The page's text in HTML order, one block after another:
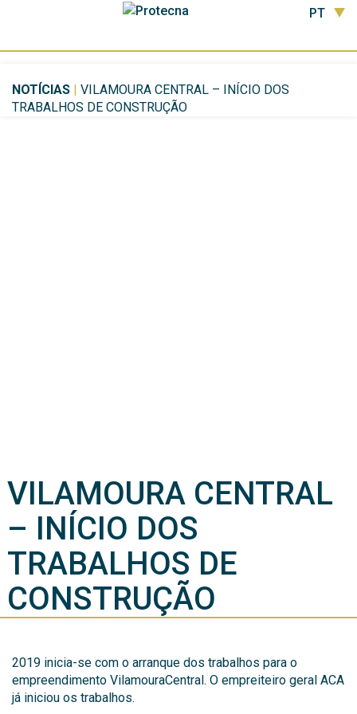
PT
NOTÍCIAS | VILAMOURA CENTRAL – INÍCIO DOS
TRABALHOS DE CONSTRUÇÃO
VILAMOURA CENTRAL
– INÍCIO DOS
TRABALHOS DE
CONSTRUÇÃO
2019 inicia-se com o arranque dos trabalhos para o
empreendimento VilamouraCentral. O empreiteiro geral ACA
já iniciou os trabalhos.